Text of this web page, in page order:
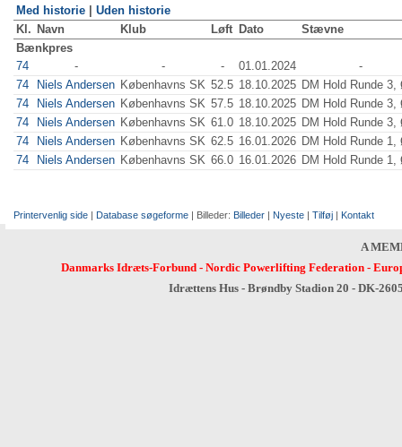
Med historie
Uden historie
Kl. Navn Klub Løft Dato
Stævne
Bænkpres
74
- - - 01.01.2024
-
74
Niels Andersen Københavns SK 52.5 18.10.2025 DM Hold Runde
74
Niels Andersen Københavns SK 57.5 18.10.2025 DM Hold Runde
74
Niels Andersen Københavns SK 61.0 18.10.2025 DM Hold Runde
74
Niels Andersen Københavns SK 62.5 16.01.2026 DM Hold Runde
74
Niels Andersen Københavns SK 66.0 16.01.2026 DM Hold Runde
Printervenlig side | Database søgeforme | Billeder: Billeder | Nyeste | Tilføj | Kontakt
A
Danmarks Idræts-Forbund- Nordic Powerlifting Federation-
Idrættens Hus - Brøndby Stadion 20 - DK-